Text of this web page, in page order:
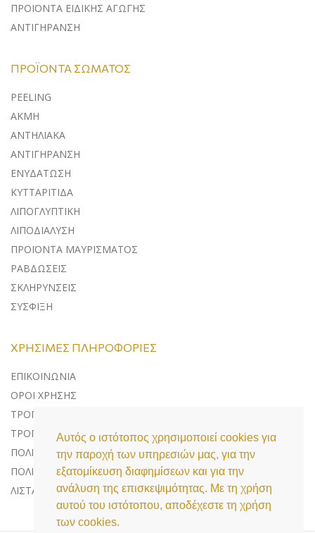
Αυτός ο ιστότοπος χρησιμοποιεί cookies για
την παροχή των υπηρεσιών μας, για την
εξατομίκευση διαφημίσεων και για την
ανάλυση της επισκεψιμότητας. Με τη χρήση
αυτού του ιστότοπου, αποδέχεστε τη χρήση
των cookies.
ΠΡΟΪΟΝΤΑ ΕΙΔΙΚΗΣ ΑΓΩΓΗΣ
ΑΝΤΙΓΗΡΑΝΣΗ
ΠΡΟΪΌΝΤΑ ΣΏΜΑΤΟΣ
PEELING
ΑΚΜΗ
ΑΝΤΗΛΙΑΚΑ
ΑΝΤΙΓΗΡΑΝΣΗ
ΕΝΥΔΑΤΩΣΗ
ΚΥΤΤΑΡΙΤΙΔΑ
ΛΙΠΟΓΛΥΠΤΙΚΗ
ΛΙΠΟΔΙΑΛΥΣΗ
ΠΡΟΪΟΝΤΑ ΜΑΥΡΙΣΜΑΤΟΣ
ΡΑΒΔΩΣΕΙΣ
ΣΚΛΗΡΥΝΣΕΙΣ
ΣΥΣΦΙΞΗ
ΧΡΉΣΙΜΕΣ ΠΛΗΡΟΦΟΡΊΕΣ
ΕΠΙΚΟΙΝΩΝΊΑ
ΌΡΟΙ ΧΡΉΣΗΣ
ΤΡΌΠΟΙ ΠΛΗΡΩΜΉΣ
ΤΡΌΠΟΙ ΑΠΟΣΤΟΛΉΣ
ΠΟΛΙΤΙΚΉ ΕΠΙΣΤΡΟΦΏΝ
ΠΟΛΙΤΙΚΉ ΠΡΟΣΤΑΣΊΑΣ ΔΕΔΟΜΈΝΩΝ
ΛΊΣΤΑ COOKIES